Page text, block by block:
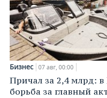
Бизнес 07 авг, 00:00
Причал за 2,4 млрд: в
борьба за главный